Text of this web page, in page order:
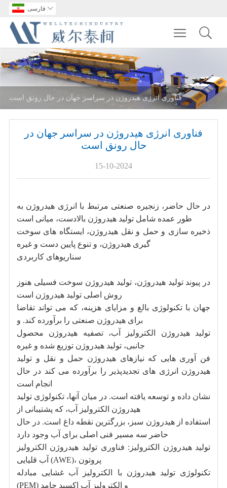
فارسی 
Toggle
فناوری انرژی هیدروژن در سراسر جهان در حال رونق است
فناوری انرژی هیدروژن در سراسر جهان در
حال رونق است
15-10-2024
در حال حاضر، زنجیره صنعتی مرتبط با انرژی هیدروژن به
ذخیره سازی و حمل و نقل هیدروژن، ایستگاه های سوخت
گیری هیدروژن، و تنوع پایین دست و غیره
سناریوهای کاربردی
در پیوند تولید هیدروژن، تولید هیدروژن سوخت فسیلی هنوز
جهان با تکنولوژی بالغ و مزایای هزینه، که می تواند تقاضا
تولید هیدروژن الکترولیز آب، تصفیه هیدروژن محصول
فن آوری هایی که نیازهای هیدروژن حمل و نقل و تولید
هیدروژن انرژی های تجدیدپذیر را برآورده می کند در حال
نشان داده و توسعه یافته است. در میان آنها، تکنولوژی تولید
هیدروژن الکترولیز آب، که پشتیبانی از
استفاده از هیدروژن سبز، بزرگترین نقطه داغ است. در حال
تولید هیدروژن الکترولیز: فناوری تولید هیدروژن الکترولیز
تکنولوژی تولید هیدروژن با الکترولیز آب غشایی مبادله